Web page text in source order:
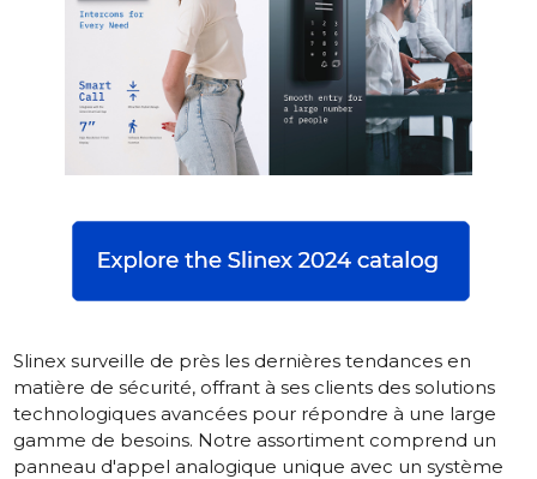
Slinex surveille de près les dernières tendances en
matière de sécurité, offrant à ses clients des solutions
technologiques avancées pour répondre à une large
gamme de besoins. Notre assortiment comprend un
panneau d'appel analogique unique avec un système